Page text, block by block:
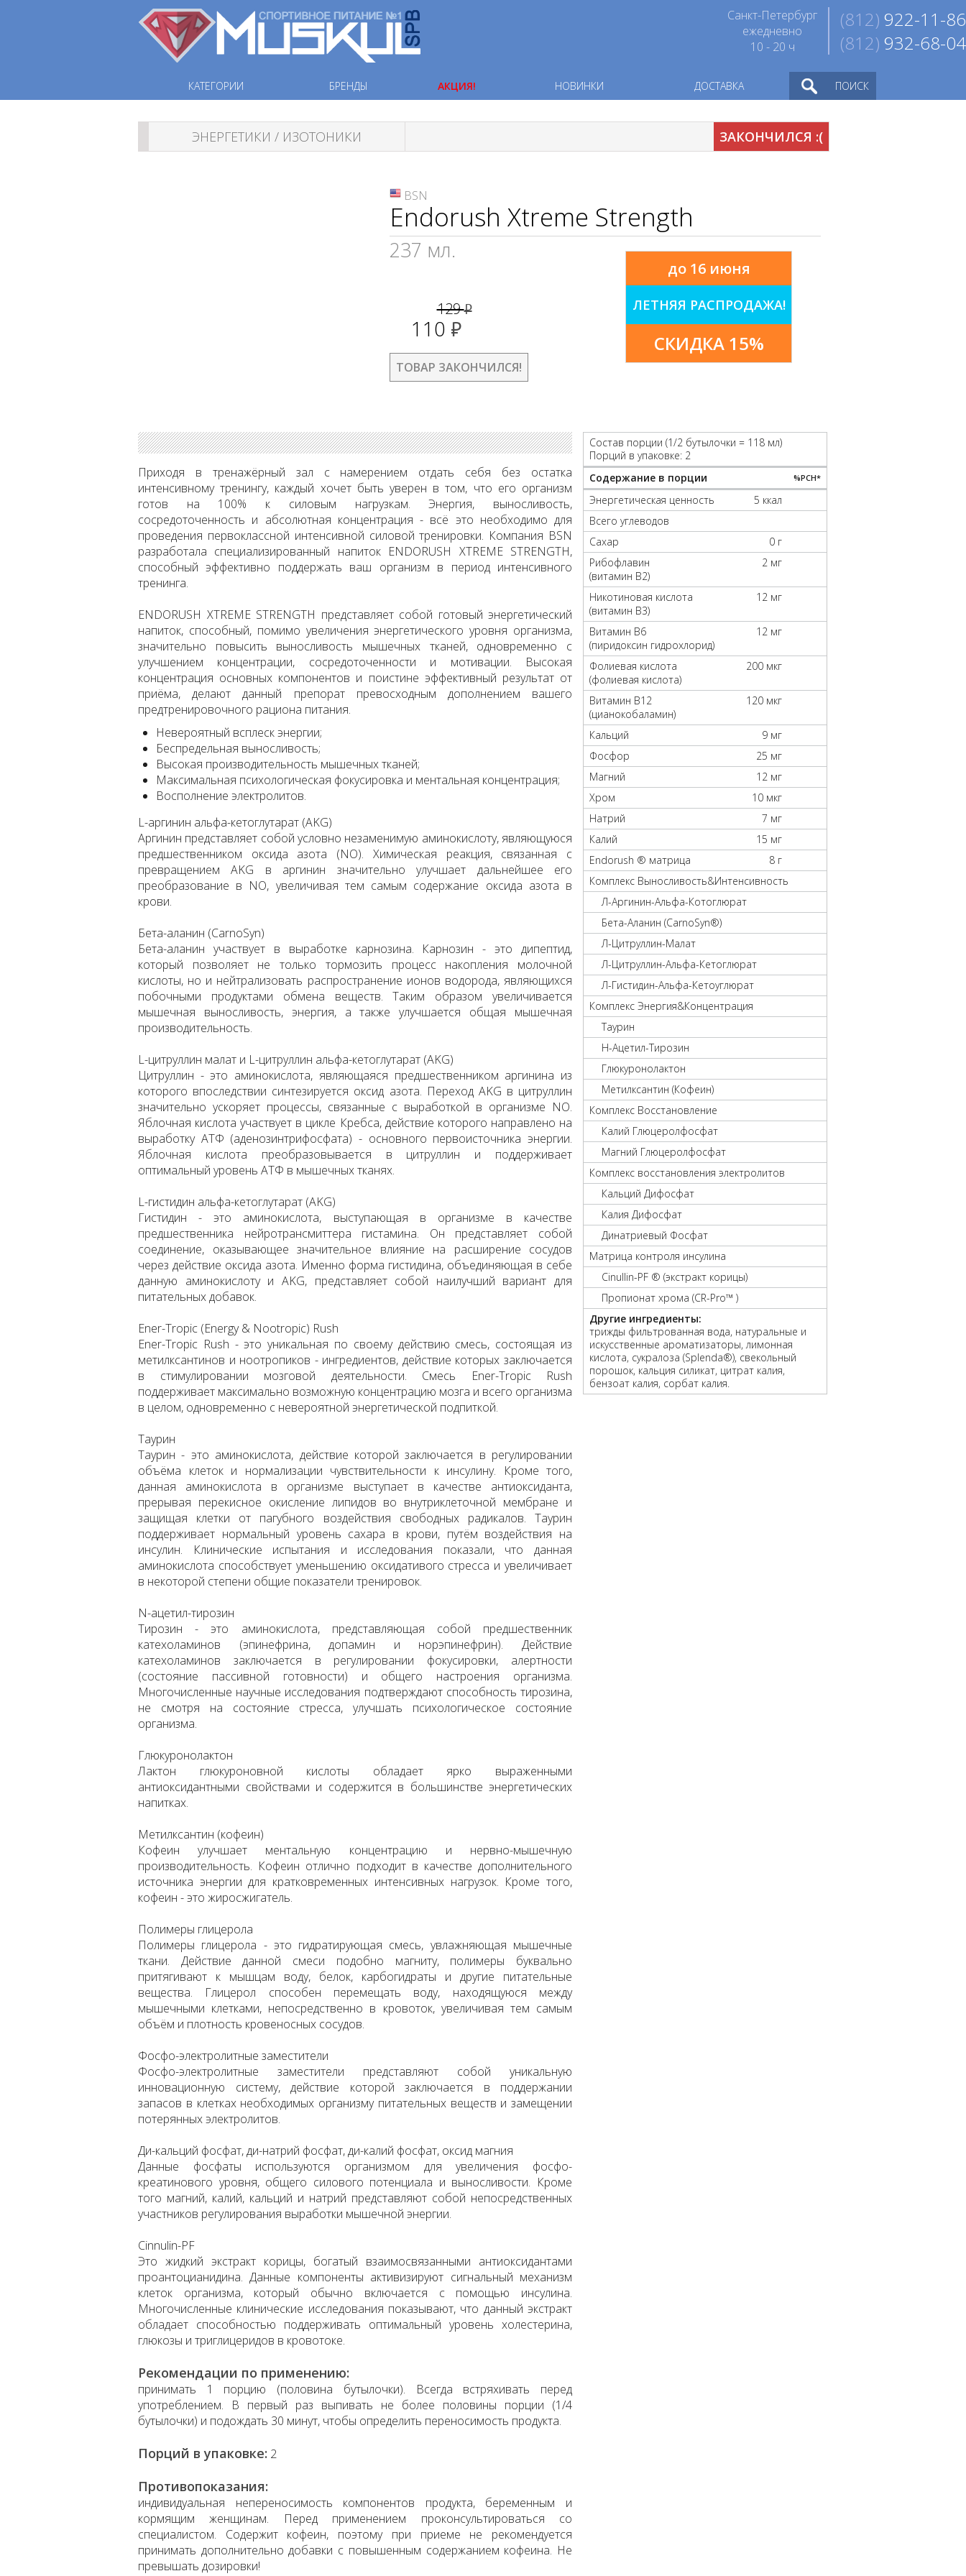
(812) 922-11-86
(812) 932-68-04
Санкт-Петербург
ежедневно
10 - 20 ч
КАТЕГОРИИ БРЕНДЫ АКЦИЯ! НОВИНКИ ДОСТАВКА ПОИСК
ЭНЕРГЕТИКИ / ИЗОТОНИКИ ЗАКОНЧИЛСЯ :(
BSN
Endorush Xtreme Strength
237 мл.
129руб.
110 руб.
ТОВАР ЗАКОНЧИЛСЯ!
до 16 июня
ЛЕТНЯЯ РАСПРОДАЖА!
СКИДКА 15%
Приходя в тренажёрный зал с намерением отдать себя без остатка
интенсивному тренингу, каждый хочет быть уверен в том, что его организм
готов на 100% к силовым нагрузкам. Энергия, выносливость,
сосредоточенность и абсолютная концентрация - всё это необходимо для
проведения первоклассной интенсивной силовой тренировки. Компания BSN
разработала специализированный напиток ENDORUSH XTREME STRENGTH,
способный эффективно поддержать ваш организм в период интенсивного
тренинга.
ENDORUSH XTREME STRENGTH представляет собой готовый энергетический
напиток, способный, помимо увеличения энергетического уровня организма,
значительно повысить выносливость мышечных тканей, одновременно с
улучшением концентрации, сосредоточенности и мотивации. Высокая
концентрация основных компонентов и поистине эффективный результат от
приёма, делают данный препорат превосходным дополнением вашего
предтренировочного рациона питания.
Невероятный всплеск энергии;
Беспредельная выносливость;
Высокая производительность мышечных тканей;
Максимальная психологическая фокусировка и ментальная концентрация;
Восполнение электролитов.
L-аргинин альфа-кетоглутарат (AKG)
Аргинин представляет собой условно незаменимую аминокислоту, являющуюся
предшественником оксида азота (NO). Химическая реакция, связанная с
превращением AKG в аргинин значительно улучшает дальнейшее его
преобразование в NO, увеличивая тем самым содержание оксида азота в
крови.
Бета-аланин (CarnoSyn)
Бета-аланин участвует в выработке карнозина. Карнозин - это дипептид,
который позволяет не только тормозить процесс накопления молочной
кислоты, но и нейтрализовать распространение ионов водорода, являющихся
побочными продуктами обмена веществ. Таким образом увеличивается
мышечная выносливость, энергия, а также улучшается общая мышечная
производительность.
L-цитруллин малат и L-цитруллин альфа-кетоглутарат (AKG)
Цитруллин - это аминокислота, являющаяся предшественником аргинина из
которого впоследствии синтезируется оксид азота. Переход AKG в цитруллин
значительно ускоряет процессы, связанные с выработкой в организме NO.
Яблочная кислота участвует в цикле Кребса, действие которого направлено на
выработку АТФ (аденозинтрифосфата) - основного первоисточника энергии.
Яблочная кислота преобразовывается в цитруллин и поддерживает
оптимальный уровень АТФ в мышечных тканях.
L-гистидин альфа-кетоглутарат (AKG)
Гистидин - это аминокислота, выступающая в организме в качестве
предшественника нейротрансмиттера гистамина. Он представляет собой
соединение, оказывающее значительное влияние на расширение сосудов
через действие оксида азота. Именно форма гистидина, объединяющая в себе
данную аминокислоту и AKG, представляет собой наилучший вариант для
питательных добавок.
Ener-Tropic (Energy & Nootropic) Rush
Ener-Tropic Rush - это уникальная по своему действию смесь, состоящая из
метилксантинов и ноотропиков - ингредиентов, действие которых заключается
в стимулировании мозговой деятельности. Смесь Ener-Tropic Rush
поддерживает максимально возможную концентрацию мозга и всего организма
в целом, одновременно с невероятной энергетической подпиткой.
Таурин
Таурин - это аминокислота, действие которой заключается в регулировании
объёма клеток и нормализации чувствительности к инсулину. Кроме того,
данная аминокислота в организме выступает в качестве антиоксиданта,
прерывая перекисное окисление липидов во внутриклеточной мембране и
защищая клетки от пагубного воздействия свободных радикалов. Таурин
поддерживает нормальный уровень сахара в крови, путём воздействия на
инсулин. Клинические испытания и исследования показали, что данная
аминокислота способствует уменьшению оксидативого стресса и увеличивает
в некоторой степени общие показатели тренировок.
N-ацетил-тирозин
Тирозин - это аминокислота, представляющая собой предшественник
катехоламинов (эпинефрина, допамин и норэпинефрин). Действие
катехоламинов заключается в регулировании фокусировки, алертности
(состояние пассивной готовности) и общего настроения организма.
Многочисленные научные исследования подтверждают способность тирозина,
не смотря на состояние стресса, улучшать психологическое состояние
организма.
Глюкуронолактон
Лактон глюкуроновной кислоты обладает ярко выраженными
антиоксидантными свойствами и содержится в большинстве энергетических
напитках.
Метилксантин (кофеин)
Кофеин улучшает ментальную концентрацию и нервно-мышечную
производительность. Кофеин отлично подходит в качестве дополнительного
источника энергии для кратковременных интенсивных нагрузок. Кроме того,
кофеин - это жиросжигатель.
Полимеры глицерола
Полимеры глицерола - это гидратирующая смесь, увлажняющая мышечные
ткани. Действие данной смеси подобно магниту, полимеры буквально
притягивают к мышцам воду, белок, карбогидраты и другие питательные
вещества. Глицерол способен перемещать воду, находящуюся между
мышечными клетками, непосредственно в кровоток, увеличивая тем самым
объём и плотность кровеносных сосудов.
Фосфо-электролитные заместители
Фосфо-электролитные заместители представляют собой уникальную
инновационную систему, действие которой заключается в поддержании
запасов в клетках необходимых организму питательных веществ и замещении
потерянных электролитов.
Ди-кальций фосфат, ди-натрий фосфат, ди-калий фосфат, оксид магния
Данные фосфаты используются организмом для увеличения фосфо-
креатинового уровня, общего силового потенциала и выносливости. Кроме
того магний, калий, кальций и натрий представляют собой непосредственных
участников регулирования выработки мышечной энергии.
Cinnulin-PF
Это жидкий экстракт корицы, богатый взаимосвязанными антиоксидантами
проантоцианидина. Данные компоненты активизируют сигнальный механизм
клеток организма, который обычно включается с помощью инсулина.
Многочисленные клинические исследования показывают, что данный экстракт
обладает способностью поддерживать оптимальный уровень холестерина,
глюкозы и триглицеридов в кровотоке.
Рекомендации по применению:
принимать 1 порцию (половина бутылочки). Всегда встряхивать перед
употреблением. В первый раз выпивать не более половины порции (1/4
бутылочки) и подождать 30 минут, чтобы определить переносимость продукта.
Порций в упаковке: 2
Противопоказания:
индивидуальная непереносимость компонентов продукта, беременным и
кормящим женщинам. Перед применением проконсультироваться со
специалистом. Содержит кофеин, поэтому при приеме не рекомендуется
принимать дополнительно добавки с повышенным содержанием кофеина. Не
превышать дозировки!
Состав порции (1/2 бутылочки = 118 мл)
Порций в упаковке: 2
Содержание в порции
%РСН*
Энергетическая ценность
5 ккал
Всего углеводов
Сахар
0 г
Рибофлавин
2 мг
(витамин B2)
Никотиновая кислота
12 мг
(витамин B3)
Витамин B6
12 мг
(пиридоксин гидрохлорид)
Фолиевая кислота
200 мкг
(фолиевая кислота)
Витамин B12
120 мкг
(цианокобаламин)
Кальций
9 мг
Фосфор
25 мг
Магний
12 мг
Хром
10 мкг
Натрий
7 мг
Калий
15 мг
Endorush ® матрица
8 г
Комплекс Выносливость&Интенсивность
Л-Аргинин-Альфа-Котоглюрат
Бета-Аланин (CarnoSyn®)
Л-Цитруллин-Малат
Л-Цитруллин-Альфа-Кетоглюрат
Л-Гистидин-Альфа-Кетоуглюрат
Комплекс Энергия&Концентрация
Таурин
Н-Ацетил-Тирозин
Глюкуронолактон
Метилксантин (Кофеин)
Комплекс Восстановление
Калий Глюцеролфосфат
Магний Глюцеролфосфат
Комплекс восстановления электролитов
Кальций Дифосфат
Калия Дифосфат
Динатриевый Фосфат
Матрица контроля инсулина
Cinullin-PF ® (экстракт корицы)
Пропионат хрома (CR-Pro™ )
Другие ингредиенты:
трижды фильтрованная вода, натуральные и
искусственные ароматизаторы, лимонная
кислота, сукралоза (Splenda®), свекольный
порошок, кальция силикат, цитрат калия,
бензоат калия, сорбат калия.